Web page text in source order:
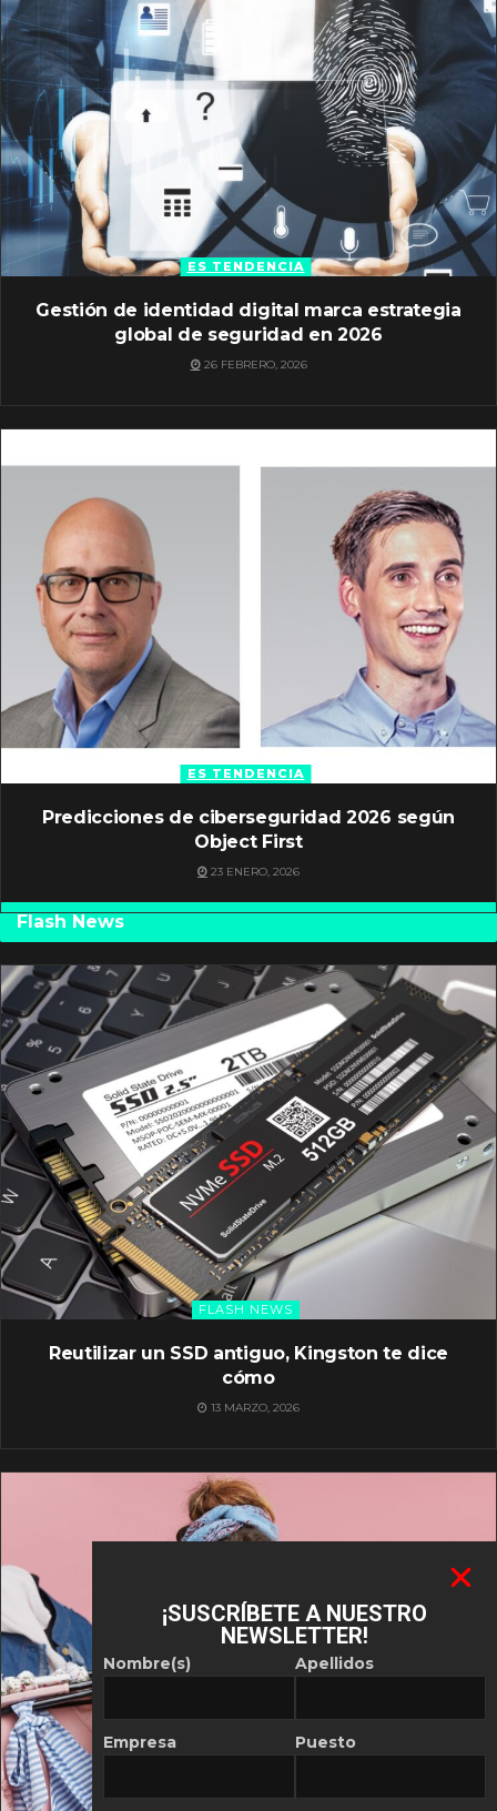
ES TENDENCIA
Gestión de identidad digital marca estrategia
global de seguridad en 2026
26 FEBRERO, 2026
ES TENDENCIA
Predicciones de ciberseguridad 2026 según
Object First
23 ENERO, 2026
Flash News
FLASH NEWS
Reutilizar un SSD antiguo, Kingston te dice
cómo
13 MARZO, 2026
¡SUSCRÍBETE A NUESTRO
NEWSLETTER!
Nombre(s)
Empresa
Apellidos
Puesto